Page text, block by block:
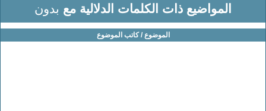
المواضيع ذات الكلمات الدلالية مع بدون
الموضوع / كاتب الموضوع